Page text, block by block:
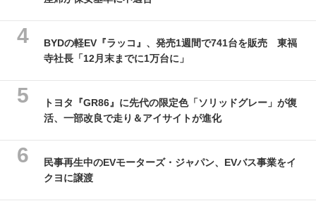
BYDの軽EV『ラッコ』、発売1週間で741台を販売 東福
寺社長「12月末までに1万台に」
トヨタ『GR86』に先代の限定色「ソリッドグレー」が復
活、一部改良で走り＆アイサイトが進化
民事再生中のEVモーターズ・ジャパン、EVバス事業をイ
クヨに譲渡